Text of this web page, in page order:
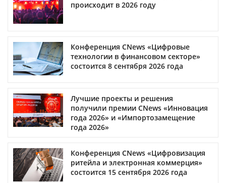
происходит в 2026 году
Конференция CNews «Цифровые
технологии в финансовом секторе»
состоится 8 сентября 2026 года
Лучшие проекты и решения
получили премии CNews «Инновация
года 2026» и «Импортозамещение
года 2026»
Конференция CNews «Цифровизация
ритейла и электронная коммерция»
состоится 15 сентября 2026 года